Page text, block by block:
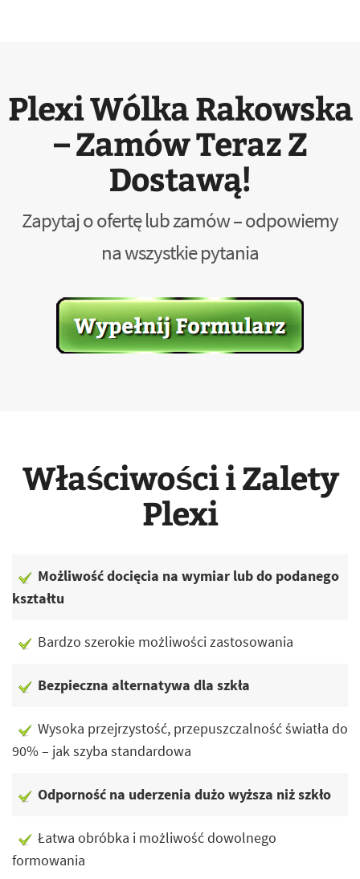
Plexi Wólka Rakowska
– Zamów Teraz Z
Dostawą!
Zapytaj o ofertę lub zamów – odpowiemy
na wszystkie pytania
Właściwości i Zalety
Plexi
Możliwość docięcia na wymiar lub do podanego
kształtu
Bardzo szerokie możliwości zastosowania
Bezpieczna alternatywa dla szkła
Wysoka przejrzystość, przepuszczalność światła do
90% – jak szyba standardowa
Odporność na uderzenia dużo wyższa niż szkło
Łatwa obróbka i możliwość dowolnego
formowania